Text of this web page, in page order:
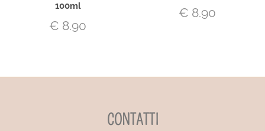
100ml
€ 8.90
€ 8.90
CONTATTI